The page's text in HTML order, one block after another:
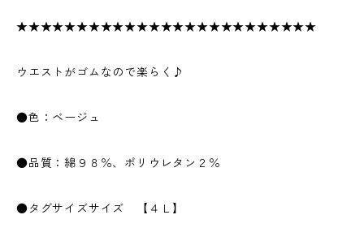
★★★★★★★★★★★★★★★★★★★★★★★★★
ウエストがゴムなので楽らく♪
●色：ベージュ
●品質：綿９８％、ポリウレタン２％
●タグサイズサイズ 【４Ｌ】